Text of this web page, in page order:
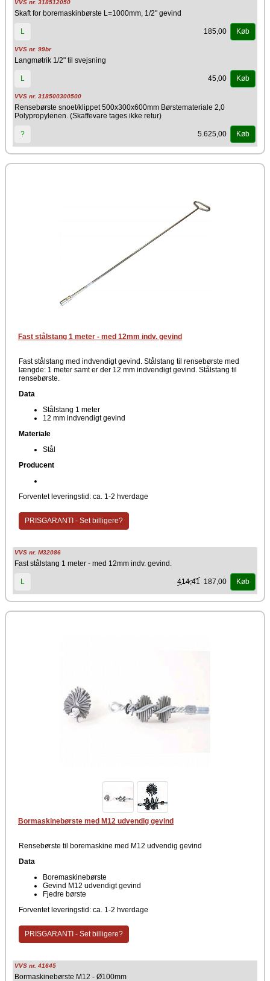
VVS nr. 318512050
Skaft for boremaskinbørste L=1000mm, 1/2" gevind
L 185,00 Køb
VVS nr. 99br
Langmøtrik 1/2" til svejsning
L 45,00 Køb
VVS nr. 318500300500
Rensebørste snoet/klippet 500x300x600mm Børstemateriale 2,0
Polypropylenen. (Skaffevare tages ikke retur)
? 5.625,00 Køb
Fast stålstang 1 meter - med 12mm indv. gevind
Fast stålstang med indvendigt gevind. Stålstang til rensebørste med
længde: 1 meter samt er der 12 mm indvendigt gevind. Stålstang til
rensebørste.
Data
Stålstang 1 meter
12 mm indvendigt gevind
Materiale
Stål
Producent
Forventet leveringstid: ca. 1-2 hverdage
PRISGARANTI - Set billigere?
VVS nr. M32086
Fast stålstang 1 meter - med 12mm indv. gevind.
L 414,41 187,00 Køb
Bormaskinebørste med M12 udvendig gevind
Rensebørste til boremaskine med M12 udvendig gevind
Data
Boremaskinebørste
Gevind M12 udvendigt gevind
Fjedre børste
Forventet leveringstid: ca. 1-2 hverdage
PRISGARANTI - Set billigere?
VVS nr. 41645
Bormaskinebørste M12 - Ø100mm